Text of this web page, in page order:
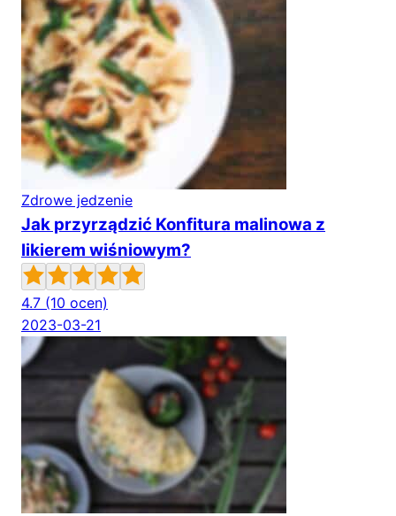
Zdrowe jedzenie
Jak przyrządzić Konfitura malinowa z
likierem wiśniowym?
4.7 (10 ocen)
2023-03-21